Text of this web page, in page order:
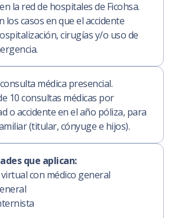
la red de hospitales de Ficohsa.
los casos en que el accidente
cirugías y/o uso de
médica presencial.
10 consultas médicas por
o accidente en el año póliza, para
(titular, cónyuge e hijos).
que aplican:
con médico general